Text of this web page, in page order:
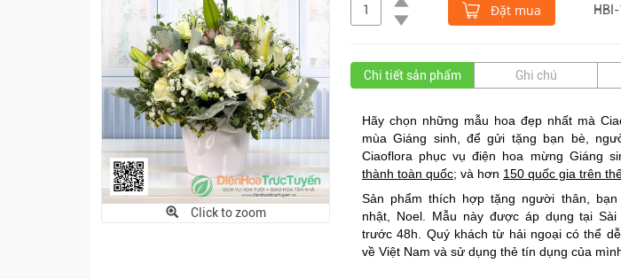
Click to zoom
Đặt mua
Chi tiết sản phẩm Ghi chú
Hãy chọn những mẫu hoa đẹp nhất mà
mùa Giáng sinh, để gửi tặng bạn bè,
Ciaoflora phục vụ điện hoa mừng Giáng
thành toàn quốc; và hơn 150 quốc gia trên
Sản phẩm thích hợp tặng người thân,
nhật, Noel. Mẫu này được áp dụng tại
trước 48h. Quý khách từ hải ngoại có thể
về Việt Nam và sử dụng thẻ tín dụng của